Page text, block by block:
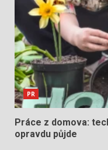
PR
Práce z domova:
opravdu půjde